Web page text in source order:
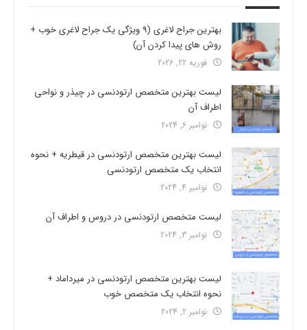
بهترین جراح لاغری (9 ویژگی یک جراح لاغری خوب +
روش های پیدا کردن آن)
فوریه 22, 2026
لیست بهترین متخصص ارتودنسی در چیذر و نواحی
اطراف آن
نوامبر 6, 2024
لیست بهترین متخصص ارتودنسی در قیطریه + نحوه
انتخاب یک متخصص ارتودنسی
نوامبر 4, 2024
لیست متخصص ارتودنسی در دروس و اطراف آن
نوامبر 3, 2024
لیست بهترین متخصص ارتودنسی در میرداماد +
نحوه انتخاب یک متخصص خوب
نوامبر 2, 2024